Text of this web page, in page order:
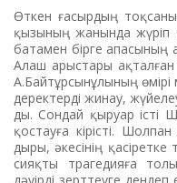
Өткен ғасырдың
қызының жанында жү­ріп
батамен бірге апасының
Алаш арыстары ақталған
А.Байтұрсынұлының
деректерді жинау,
ды. Сондай қыруар істі
қостауға кірісті.
дыры, әкесінің
сияқты трагедияға
дәуірді зерттеуге